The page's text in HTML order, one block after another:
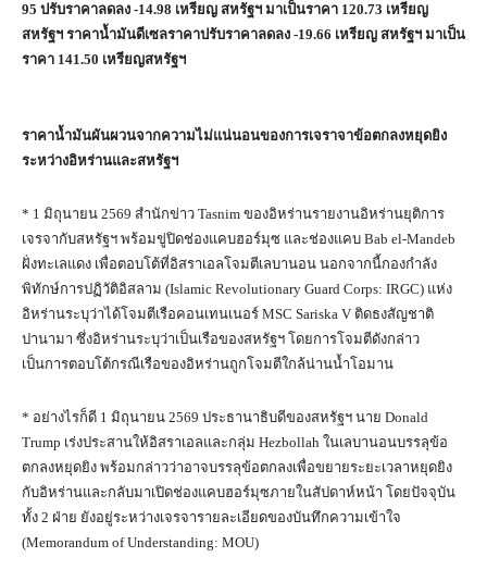
95 ปรับราคาลดลง -14.98 เหรียญ สหรัฐฯ มาเป็นราคา 120.73 เหรียญ
สหรัฐฯ ราคาน้ำมันดีเซลราคาปรับราคาลดลง -19.66 เหรียญ สหรัฐฯ มาเป็น
ราคา 141.50 เหรียญสหรัฐฯ
ราคาน้ำมันผันผวนจากความไม่แน่นอนของการเจราจาข้อตกลงหยุดยิง
ระหว่างอิหร่านและสหรัฐฯ
* 1 มิถุนายน 2569 สำนักข่าว Tasnim ของอิหร่านรายงานอิหร่านยุติการ
เจรจากับสหรัฐฯ พร้อมขู่ปิดช่องแคบฮอร์มุซ และช่องแคบ Bab el-Mandeb
ฝั่งทะเลแดง เพื่อตอบโต้ที่อิสราเอลโจมตีเลบานอน นอกจากนี้กองกำลัง
พิทักษ์การปฏิวัติอิสลาม (Islamic Revolutionary Guard Corps: IRGC) แห่ง
อิหร่านระบุว่าได้โจมตีเรือคอนเทนเนอร์ MSC Sariska V ติดธงสัญชาติ
ปานามา ซึ่งอิหร่านระบุว่าเป็นเรือของสหรัฐฯ โดยการโจมตีดังกล่าว
เป็นการตอบโต้กรณีเรือของอิหร่านถูกโจมตีใกล้น่านน้ำโอมาน
* อย่างไรก็ดี 1 มิถุนายน 2569 ประธานาธิบดีของสหรัฐฯ นาย Donald
Trump เร่งประสานให้อิสราเอลและกลุ่ม Hezbollah ในเลบานอนบรรลุข้อ
ตกลงหยุดยิง พร้อมกล่าวว่าอาจบรรลุข้อตกลงเพื่อขยายระยะเวลาหยุดยิง
กับอิหร่านและกลับมาเปิดช่องแคบฮอร์มุซภายในสัปดาห์หน้า โดยปัจจุบัน
ทั้ง 2 ฝ่าย ยังอยู่ระหว่างเจรจารายละเอียดของบันทึกความเข้าใจ
(Memorandum of Understanding: MOU)